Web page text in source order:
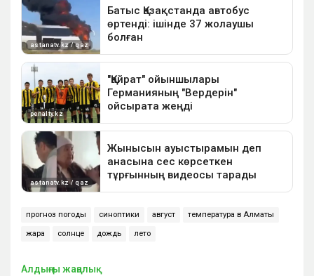
прогноз погоды синоптики август температура в Алматы
жара солнце дождь лето
Алдыңғы жаңалық